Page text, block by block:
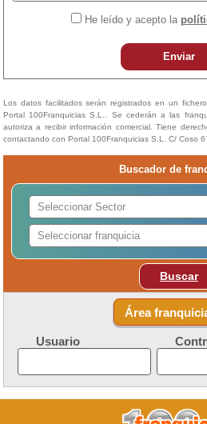
He leído y acepto la
Enviar
Los datos facilitados serán registrados en un
Portal 100Franquicias S.L.. Se cederán a las
autoriza a recibir información comercial. Tiene
contactando con Portal 100Franquicias S.L. C/ Coso
Buscador de
Buscar
Área
Usuario